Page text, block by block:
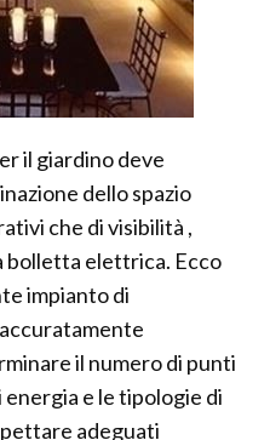
il giardino deve
dello spazio
che di visibilità ,
bolletta elettrica. Ecco
impianto di
il numero di punti
energia e le tipologie di
adeguati